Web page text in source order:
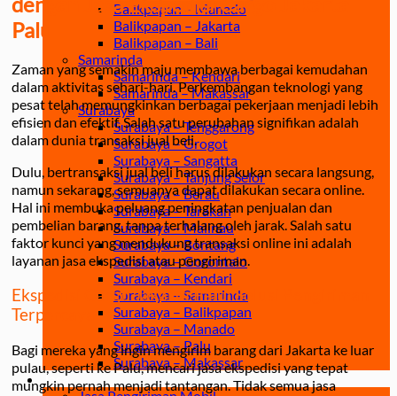
Balikpapan – Manado
Balikpapan – Jakarta
Balikpapan – Bali
Samarinda
Samarinda – Kendari
Samarinda – Makassar
Surabaya
Surabaya – Tenggarong
Surabaya – Grogot
Surabaya – Sangatta
Surabaya – Tanjung Selor
Surabaya – Berau
Surabaya – Tarakan
Surabaya – Malinau
Surabaya – Bontang
Surabaya – Gorontalo
Surabaya – Kendari
Surabaya – Samarinda
Surabaya – Balikpapan
Surabaya – Manado
Surabaya – Palu
Surabaya – Makassar
Jasa
Palu
Zaman yang semakin maju membawa berbagai kemudahan
dalam aktivitas sehari-hari. Perkembangan teknologi yang
pesat telah memungkinkan berbagai pekerjaan menjadi lebih
efisien dan efektif. Salah satu perubahan signifikan adalah
dalam dunia transaksi jual beli.
Dulu, bertransaksi jual beli harus dilakukan secara langsung,
namun sekarang, semuanya dapat dilakukan secara online.
Hal ini membuka peluang peningkatan penjualan dan
pembelian barang, tanpa terhalang oleh jarak. Salah satu
faktor kunci yang mendukung transaksi online ini adalah
layanan jasa ekspedisi atau pengiriman.
Ekspedisi Cargo Jakarta Palu: Solusi Pengiriman
Terpercaya
Bagi mereka yang ingin mengirim barang dari Jakarta ke luar
pulau, seperti ke Palu, mencari jasa ekspedisi yang tepat
mungkin pernah menjadi tantangan. Tidak semua jasa